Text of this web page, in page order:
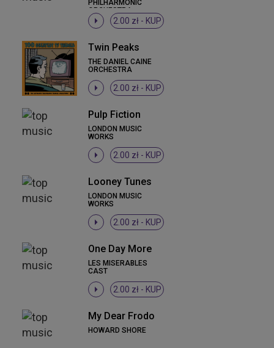
PHILHARMONIC
ORCHESTRA
2.00 zł - KUP
Twin Peaks
THE DANIEL CAINE
ORCHESTRA
2.00 zł - KUP
Pulp Fiction
LONDON MUSIC
WORKS
2.00 zł - KUP
Looney Tunes
LONDON MUSIC
WORKS
2.00 zł - KUP
One Day More
LES MISERABLES
CAST
2.00 zł - KUP
My Dear Frodo
HOWARD SHORE